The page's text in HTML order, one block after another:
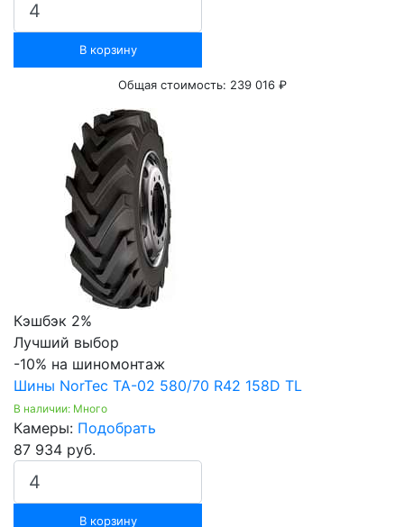
В корзину
Общая стоимость: 239 016 ₽
Кэшбэк 2%
Лучший выбор
-10% на шиномонтаж
Шины NorTec TA-02 580/70 R42 158D TL
В наличии: Много
Камеры: Подобрать
87 934 руб.
В корзину